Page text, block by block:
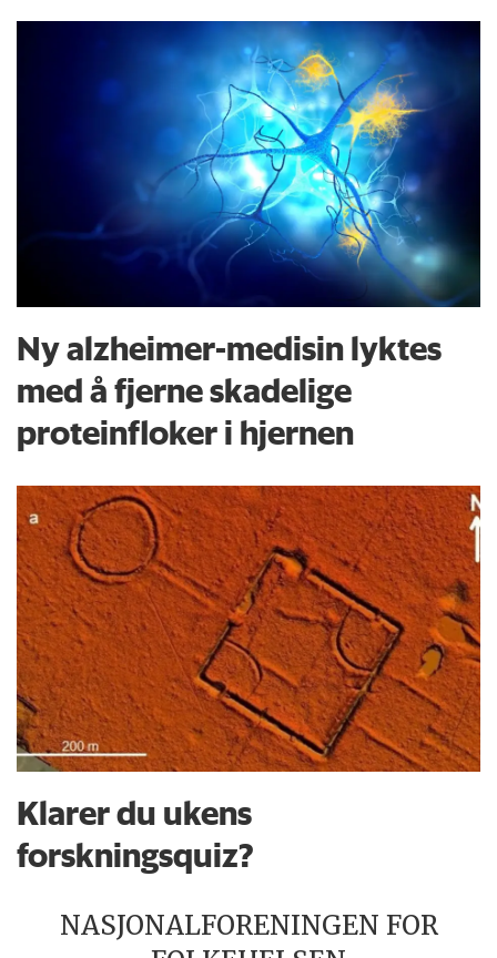
Ny alzheimer-medisin lyktes
med å fjerne skadelige
proteinfloker i hjernen
Klarer du ukens
forskningsquiz?
NASJONALFORENINGEN FOR